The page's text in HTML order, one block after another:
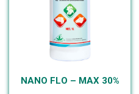
NANO FLO – MAX 30%